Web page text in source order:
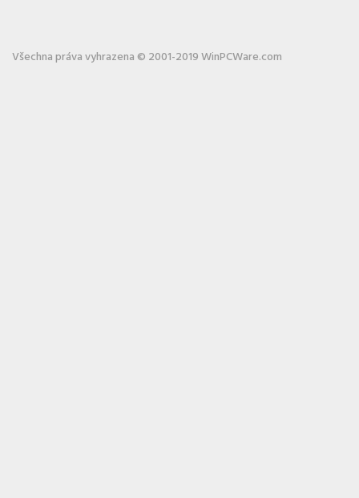
Všechna práva vyhrazena © 2001-2019 WinPCWare.com